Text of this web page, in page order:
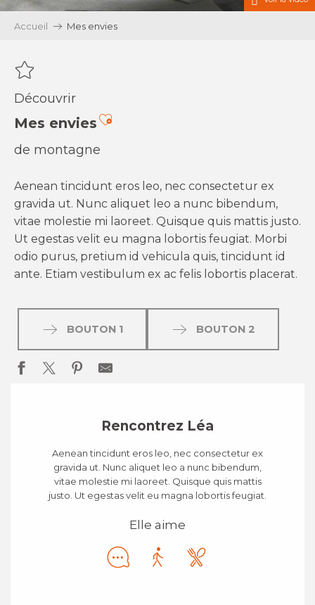
Accueil Mes envies
Découvrir
Mes enviesAjouter aux favoris
de montagne
Aenean tincidunt eros leo, nec consectetur ex
gravida ut. Nunc aliquet leo a nunc bibendum,
vitae molestie mi laoreet. Quisque quis mattis justo.
Ut egestas velit eu magna lobortis feugiat. Morbi
odio purus, pretium id vehicula quis, tincidunt id
ante. Etiam vestibulum ex ac felis lobortis placerat.
BOUTON 1 BOUTON 2
Rencontrez Léa
Aenean tincidunt eros leo, nec consectetur ex
gravida ut. Nunc aliquet leo a nunc bibendum,
vitae molestie mi laoreet. Quisque quis mattis
justo. Ut egestas velit eu magna lobortis feugiat.
Elle aime